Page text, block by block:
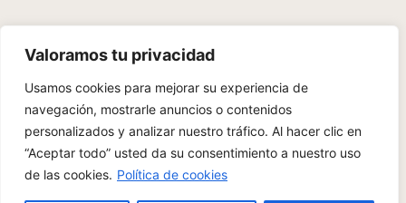
Valoramos tu privacidad
Usamos cookies para mejorar su experiencia de
navegación, mostrarle anuncios o contenidos
personalizados y analizar nuestro tráfico. Al hacer clic en
“Aceptar todo” usted da su consentimiento a nuestro uso
de las cookies. Política de cookies
With a sensitive eye, a deep attention to detail, and an
emotional commitment to each project, we create unique